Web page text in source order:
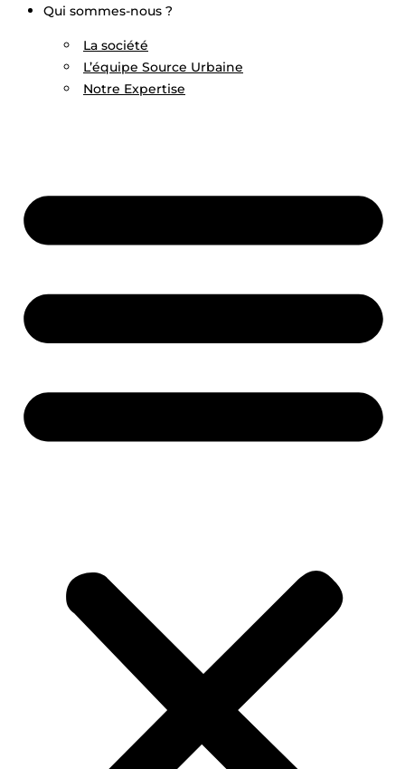
Qui sommes-nous ?
La société
L’équipe Source Urbaine
Notre Expertise